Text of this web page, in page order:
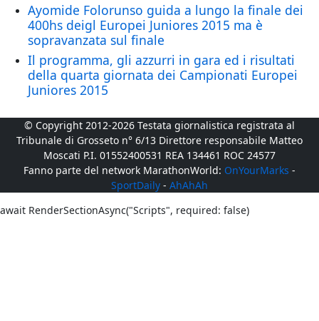
Ayomide Folorunso guida a lungo la finale dei
400hs deigl Europei Juniores 2015 ma è
sopravanzata sul finale
Il programma, gli azzurri in gara ed i risultati
della quarta giornata dei Campionati Europei
Juniores 2015
© Copyright 2012-2026 Testata giornalistica registrata al
Tribunale di Grosseto n° 6/13 Direttore responsabile Matteo
Moscati P.I. 01552400531 REA 134461 ROC 24577
Fanno parte del network MarathonWorld: OnYourMarks -
SportDaily - AhAhAh
await RenderSectionAsync("Scripts", required: false)